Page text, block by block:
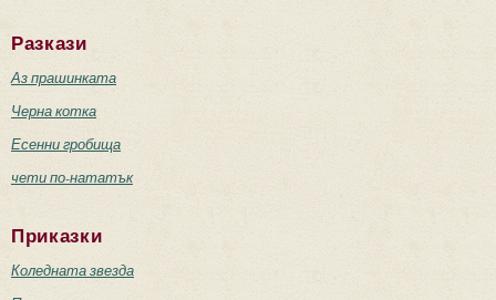
Разкази
Аз прашинката
Черна котка
Есенни гробища
чети по-нататък
Приказки
Коледната звезда